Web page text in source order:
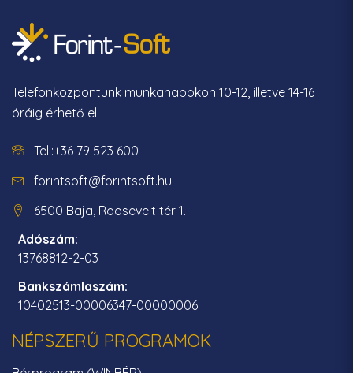
Telefonközpontunk munkanapokon 10-12, illetve 14-16
óráig érhető el!
Tel.:+36 79 523 600
forintsoft@forintsoft.hu
6500 Baja, Roosevelt tér 1.
Adószám:
13768812-2-03
Bankszámlaszám:
10402513-00006347-00000006
NÉPSZERŰ PROGRAMOK